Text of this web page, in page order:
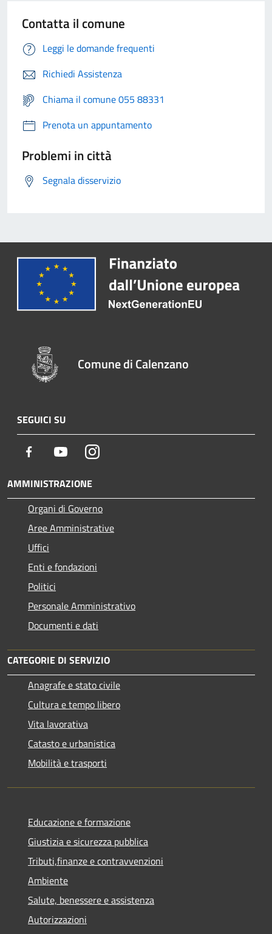
Contatta il comune
Leggi le domande frequenti
Richiedi Assistenza
Chiama il comune 055 88331
Prenota un appuntamento
Problemi in città
Segnala disservizio
Comune di Calenzano
SEGUICI SU
Facebook YoutubeInstagram
AMMINISTRAZIONE
Organi di Governo
Aree Amministrative
Uffici
Enti e fondazioni
Politici
Personale Amministrativo
Documenti e dati
CATEGORIE DI SERVIZIO
Anagrafe e stato civile
Cultura e tempo libero
Vita lavorativa
Catasto e urbanistica
Mobilità e trasporti
Educazione e formazione
Giustizia e sicurezza pubblica
Tributi,finanze e contravvenzioni
Ambiente
Salute, benessere e assistenza
Autorizzazioni